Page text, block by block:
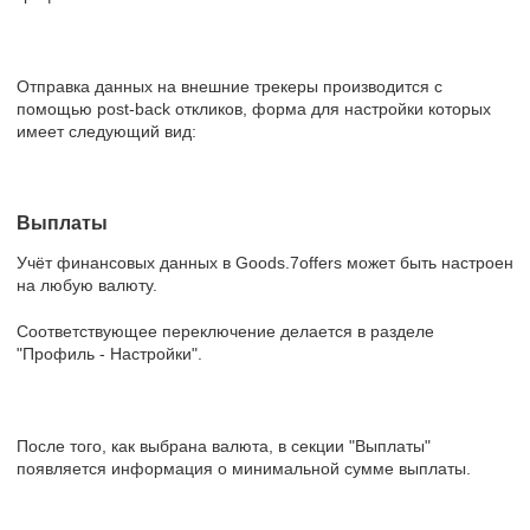
Отправка данных на внешние трекеры производится с
помощью post-back откликов, форма для настройки которых
имеет следующий вид:
Выплаты
Учёт финансовых данных в Goods.7offers может быть настроен
на любую валюту.
Соответствующее переключение делается в разделе
"Профиль - Настройки".
После того, как выбрана валюта, в секции "Выплаты"
появляется информация о минимальной сумме выплаты.